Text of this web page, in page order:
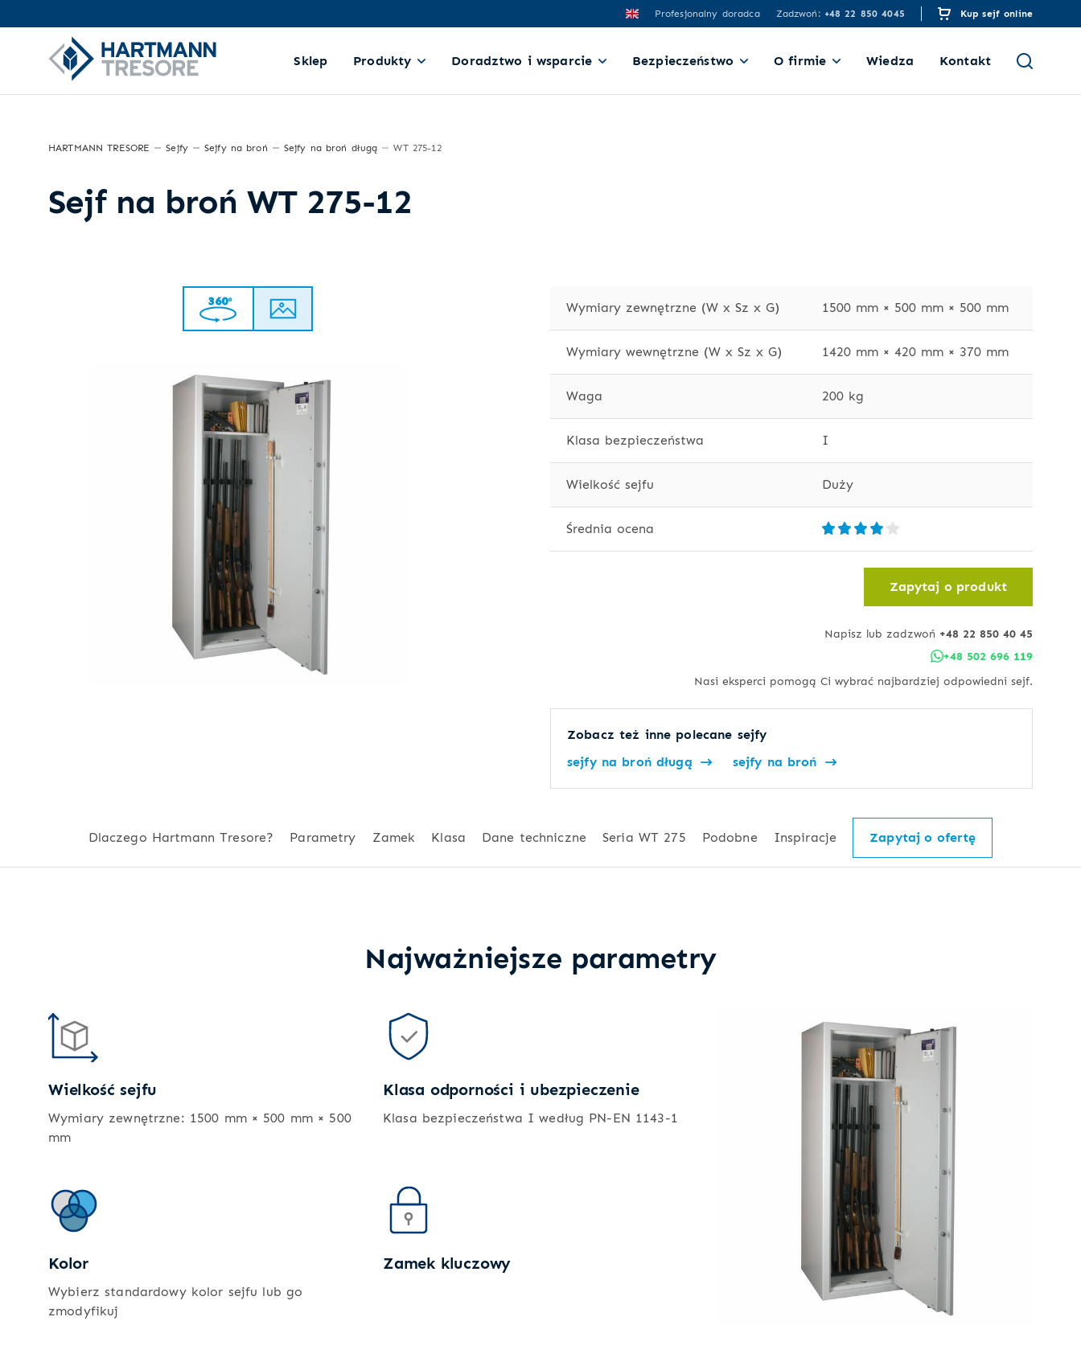
Profesjonalny doradca Zadzwoń: +48 22 850 4045 Kup sejf online
Sklep Produkty Doradztwo i wsparcie Bezpieczeństwo O firmie Wiedza Kontakt
HARTMANN TRESORE Sejfy Sejfy na broń Sejfy na broń długą WT 275-12
Sejf na broń WT 275-12
360 Wymiary zewnętrzne (W x Sz x G) 1500 mm × 500 mm × 500 mm
Wymiary wewnętrzne (W x Sz x G) 1420 mm × 420 mm × 370 mm
Waga 200 kg
Klasa bezpieczeństwa I
Wielkość sejfu Duży
Średnia ocena
Zapytaj o produkt
Napisz lub zadzwoń +48 22 850 40 45
+48 502 696 119
Nasi eksperci pomogą Ci wybrać najbardziej odpowiedni sejf.
Zobacz też inne polecane sejfy
sejfy na broń długą
sejfy na broń
Dlaczego Hartmann Tresore? Parametry Zamek Klasa Dane techniczne Seria WT 275 Podobne Inspiracje Zapytaj o ofertę
Najważniejsze parametry
Wielkość sejfu
Wymiary zewnętrzne: 1500 mm × 500 mm × 500
mm
Klasa odporności i ubezpieczenie
Klasa bezpieczeństwa I według PN-EN 1143-1
Kolor
Wybierz standardowy kolor sejfu lub go
zmodyfikuj
Zamek kluczowy